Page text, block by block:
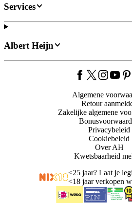
Services
Albert Heijn
Algemene
Retour
Zakelijke algemene
Privacybeleid
Cookiebeleid
Over AH
Kwetsbaarheid
<25 jaar? Laat je
<18 jaar verkopen